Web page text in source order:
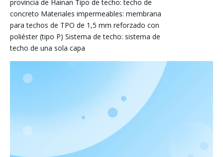
provincia de Hainan Tipo de techo: techo de
concreto Materiales impermeables: membrana
para techos de TPO de 1,5 mm reforzado con
poliéster (tipo P) Sistema de techo: sistema de
techo de una sola capa